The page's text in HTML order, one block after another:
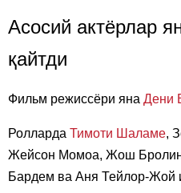
Асосий актёрлар
қайтди
Фильм режиссёри яна Дени
Ролларда Тимоти Шаламе,
Жейсон Момоа, Жош
Бардем ва Аня Тейлор-Жой